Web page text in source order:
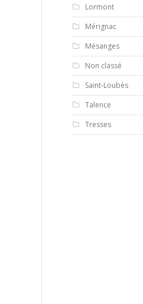
Lormont
Mérignac
Mésanges
Non classé
Saint-Loubès
Talence
Tresses